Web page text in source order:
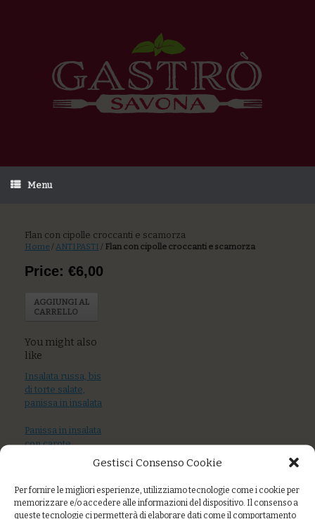
Gestisci Consenso Cookie
Per fornire le migliori esperienze, utilizziamo tecnologie come i cookie per
memorizzare e/o accedere alle informazioni del dispositivo. Il consenso a
queste tecnologie ci permetterà di elaborare dati come il comportamento
Menu
Flan con cipolle croccanti e scamorza
Home /ANTIPASTI / Flan con cipolle croccanti e scamorza
Price: €6,00
AGGIUNGI AL
CARRELLO
You might also
like
Insalata russa, bis
di torte salate,
panissa in insalata
Panissa in insalata
con carote,
taggiasche